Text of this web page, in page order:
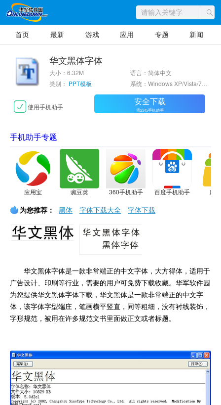
首页 最新 游戏 应用 专题 新闻
华文黑体字体
大小：6.32M
语言：简体中文
类别： PPT模板 系统：Windows XP/Vista/7/8/10
使用手机助手 安全下载
需2345手机助手
手机助手专题
应用宝 豌豆荚 360手机助手 百度手机助手 应
为您推荐： 黑体 字体下载大全 字体下载
华文黑体字体是一款非常端正的中文字体，大方得体，适用于
广告设计、印刷等行业，需要的用户可免费下载收藏。华军软件园
为您提供华文黑体字体下载，华文黑体是一款非常端正的中文字
体，该字体字型端庄，笔画横平竖直，同等粗细，没有衬线装饰，
字形规范，被用在许多规范文书里面做正文或者标题。